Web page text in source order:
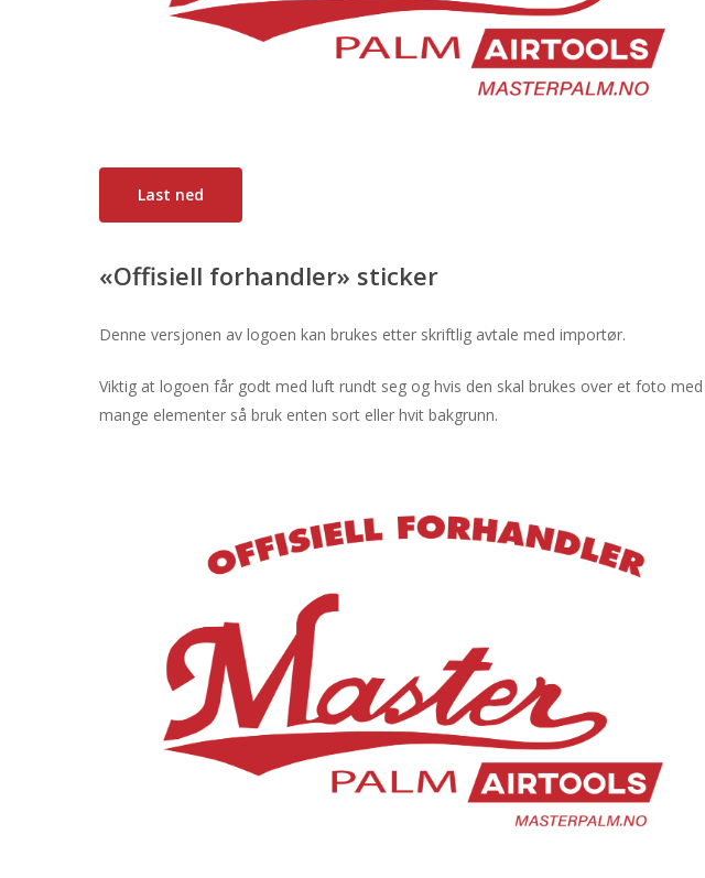
Last ned
«Offisiell forhandler» sticker
Denne versjonen av logoen kan brukes etter skriftlig avtale med importør.
Viktig at logoen får godt med luft rundt seg og hvis den skal brukes over et foto med
mange elementer så bruk enten sort eller hvit bakgrunn.